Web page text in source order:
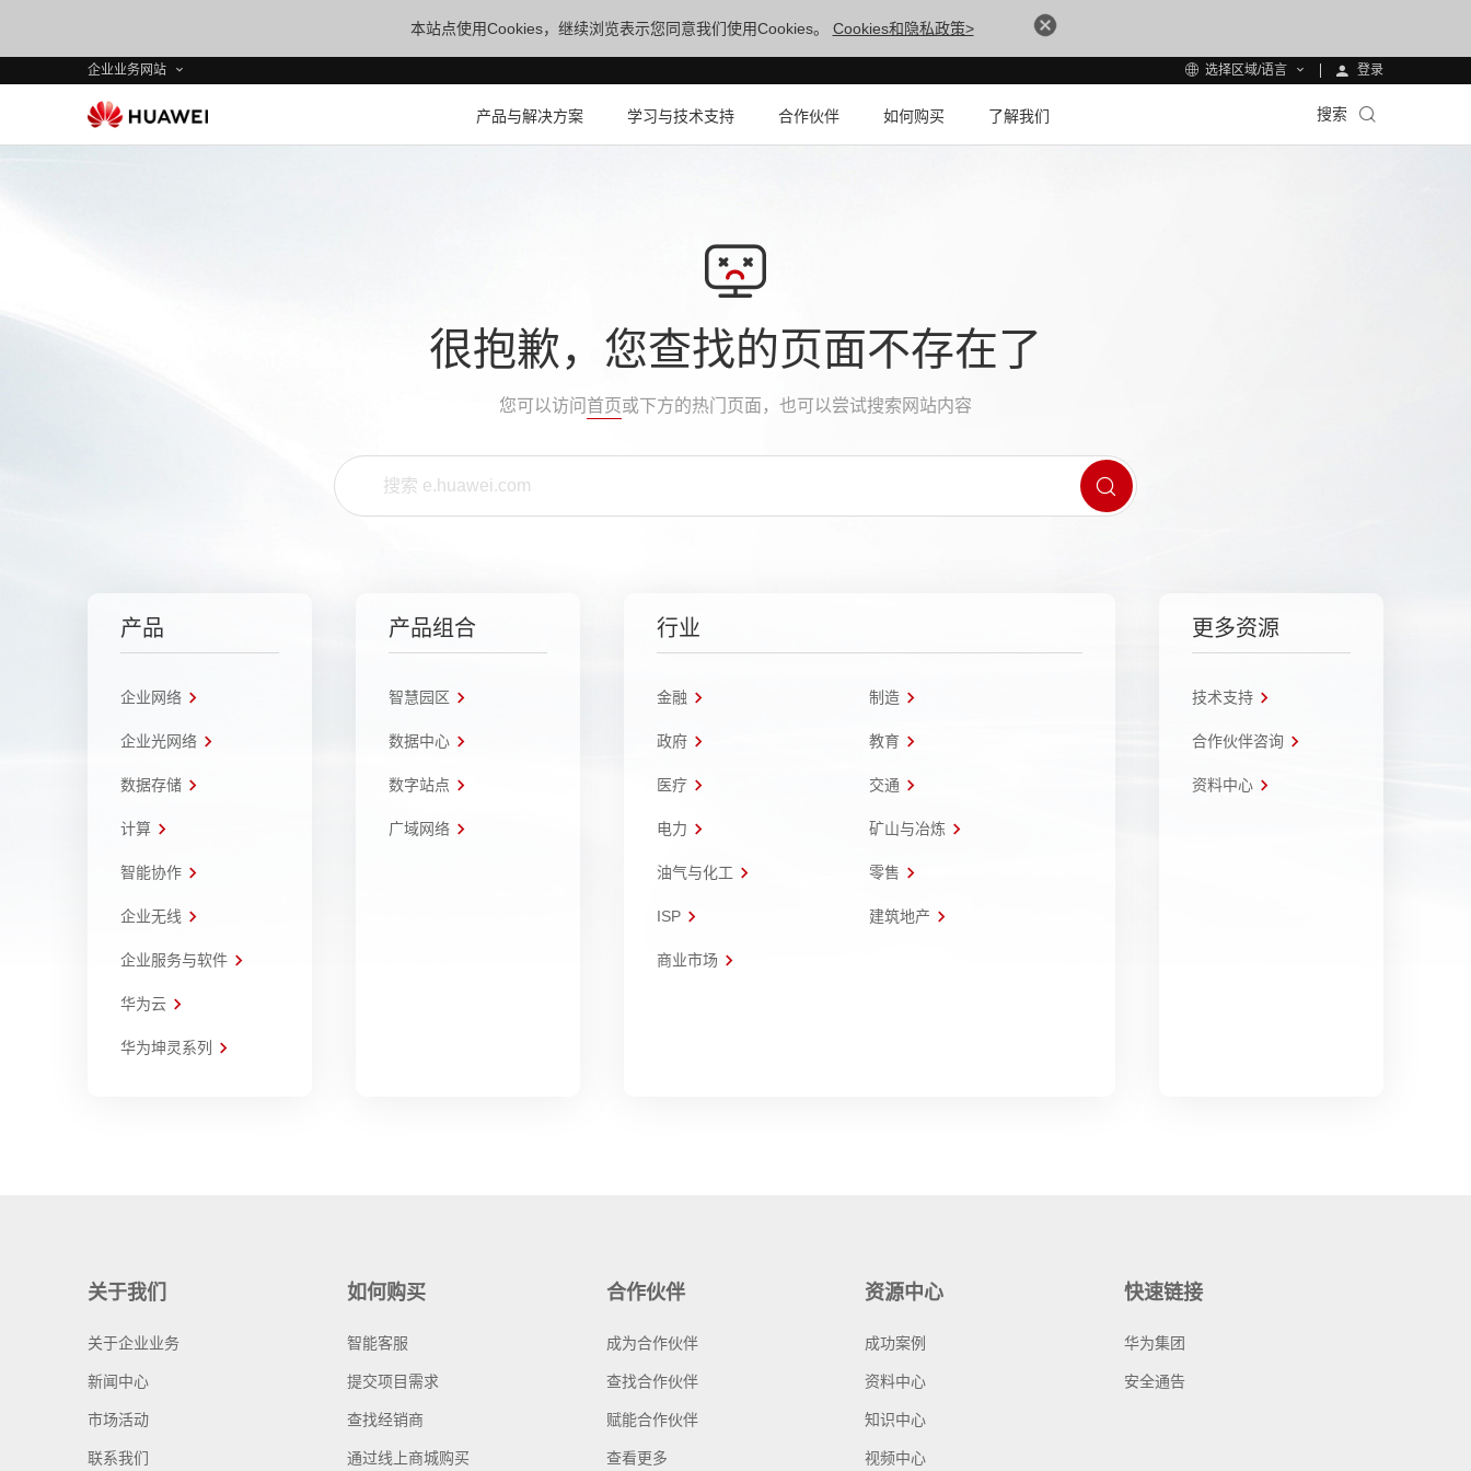
本站点使用Cookies，继续浏览表示您同意我们使用Cookies。 Cookies和隐私政策>
企业业务网站 选择区域/语言 登录
产品与解决方案 学习与技术支持 合作伙伴 如何购买 了解我们 搜索
很抱歉，您查找的页面不存在了
您可以访问 首页或下方的热门页面，也可以尝试搜索网站内容
产品
企业网络
企业光网络
数据存储
计算
智能协作
企业无线
企业服务与软件
华为云
华为坤灵系列
产品组合
智慧园区
数据中心
数字站点
广域网络
行业
金融 制造
政府 教育
医疗 交通
电力 矿山与冶炼
油气与化工 零售
ISP 建筑地产
商业市场
更多资源
技术支持
合作伙伴咨询
资料中心
关于我们
关于企业业务
新闻中心
市场活动
联系我们
如何购买
智能客服
提交项目需求
查找经销商
通过线上商城购买
合作伙伴
成为合作伙伴
查找合作伙伴
赋能合作伙伴
查看更多
资源中心
成功案例
资料中心
知识中心
视频中心
快速链接
华为集团
安全通告